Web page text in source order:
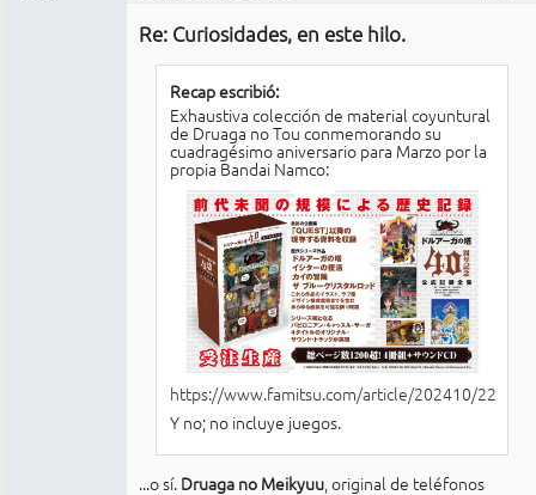
Re: Curiosidades, en este hilo.
Recap escribió:
Exhaustiva colección de material coyuntural
de Druaga no Tou conmemorando su
cuadragésimo aniversario para Marzo por la
propia Bandai Namco:
https://www.famitsu.com/article/202410/22168
Y no; no incluye juegos.
...o sí. Druaga no Meikyuu , original de teléfonos